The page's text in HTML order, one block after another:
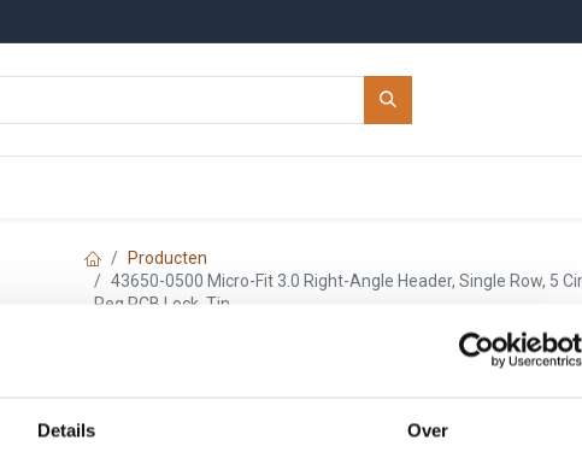
Details Over
Producten
43650-0500 Micro-Fit 3.0 Right-Angle Header, Single Row, 5
Peg PCB Lock, Tin
Molex 43650-0500 Micro-Fit 3.0
Header, Single Row, 5 Circuits,